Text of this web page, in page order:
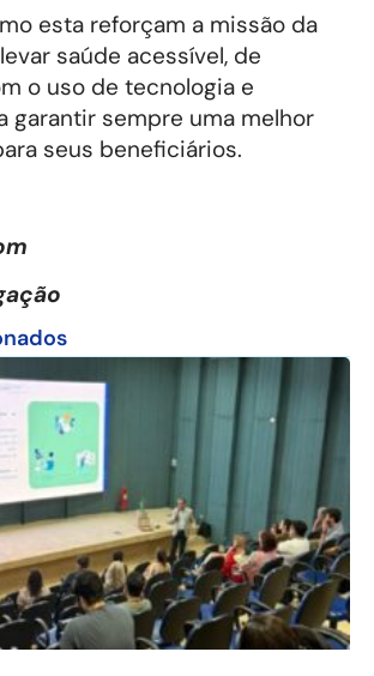
esta reforçam a missão da
saúde acessível, de
o uso de tecnologia e
garantir sempre uma melhor
seus beneficiários.